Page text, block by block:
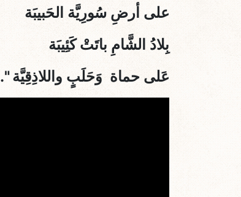
على أرضِ سُورِيَّة الحَبيبَة
بِلادُ الشَّامِ باتَتْ كَئِيبَة
عَلى حماة وَحَلَبٍ واللاذِقِيَّة".